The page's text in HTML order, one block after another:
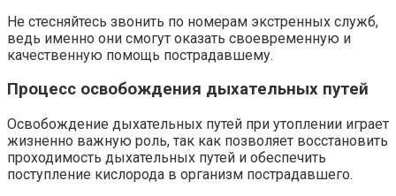
Не стесняйтесь звонить по номерам экстренных служб,
ведь именно они смогут оказать своевременную и
качественную помощь пострадавшему.
Процесс освобождения дыхательных путей
Освобождение дыхательных путей при утоплении играет
жизненно важную роль, так как позволяет восстановить
проходимость дыхательных путей и обеспечить
поступление кислорода в организм пострадавшего.